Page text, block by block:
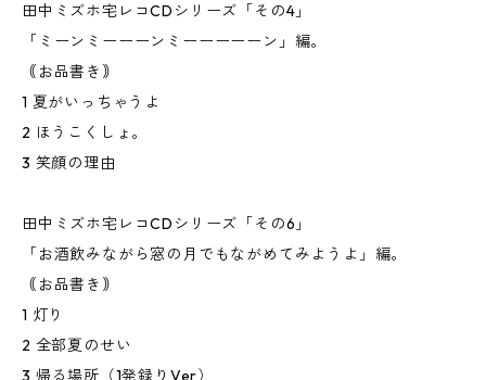
田中ミズホ宅レコCDシリーズ「その4」
「ミーンミーーーンミーーーーーン」編。
｟お品書き｠
1 夏がいっちゃうよ
2 ほうこくしょ。
3 笑顔の理由
田中ミズホ宅レコCDシリーズ「その6」
「お酒飲みながら窓の月でもながめてみようよ」編。
｟お品書き｠
1 灯り
2 全部夏のせい
3 帰る場所（1発録りVer）